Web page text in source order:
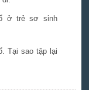
ở trẻ sơ sinh
Tại sao tập lại